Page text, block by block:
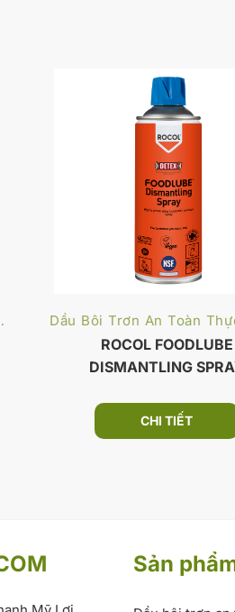
Phẩm
ROCOL FOODLUBE
DISMANTLING
CHI TIẾT
Sản